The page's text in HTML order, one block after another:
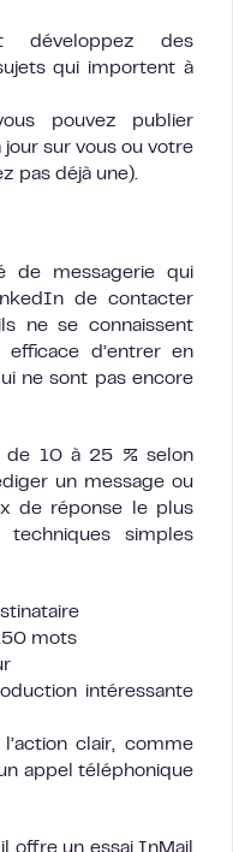
des
qui importent à
pouvez publier
sur vous ou votre
pas déjà une).
de messagerie qui
de contacter
ne se connaissent
d’entrer en
ne sont pas encore
de 10 à 25 % selon
un message ou
de réponse le plus
simples
mots
intéressante
clair, comme
appel téléphonique
offre un essai InMail